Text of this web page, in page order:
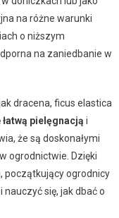
na różne warunki
o niższym
na zaniedbanie w
dracena, ficus elastica
łatwą pielęgnacją i
że są doskonałymi
ogrodnictwie. Dzięki
początkujący ogrodnicy
się, jak dbać o